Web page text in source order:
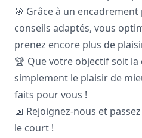
🎯 Grâce à un
conseils adaptés, vous
prenez encore plus de
🏆 Que votre objectif soit
simplement le plaisir de
faits pour vous !
📅 Rejoignez-nous et
le court !